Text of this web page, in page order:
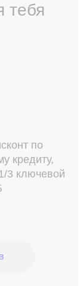
тебя
по
кредиту,
3 ключевой